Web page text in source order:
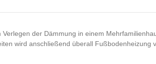
der Dämmung in einem
wird anschließend überall Fußbodenheizung